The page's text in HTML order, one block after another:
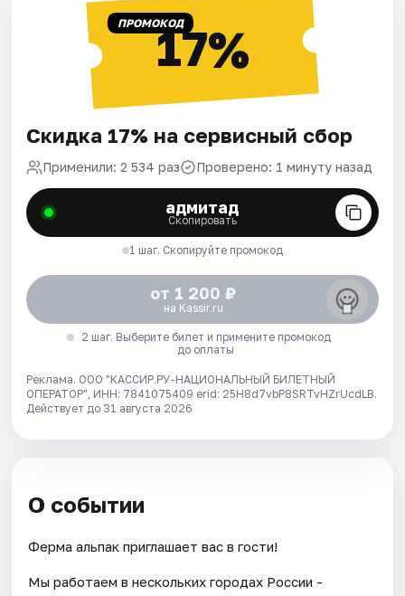
ПРОМОКОД17%
Скидка 17% на сервисный сбор
Применили: 2 534 раз Проверено: 1 минуту назад
адмитад
Скопировать
1 шаг. Скопируйте промокод
от 1 200 ₽
на Kassir.ru
2 шаг. Выберите билет и примените промокод
до оплаты
Реклама. ООО "КАССИР.РУ-НАЦИОНАЛЬНЫЙ БИЛЕТНЫЙ
ОПЕРАТОР", ИНН: 7841075409 erid: 25H8d7vbP8SRTvHZrUcdLB.
Действует до 31 августа 2026
О событии
Ферма альпак приглашает вас в гости!
Мы работаем в нескольких городах России -